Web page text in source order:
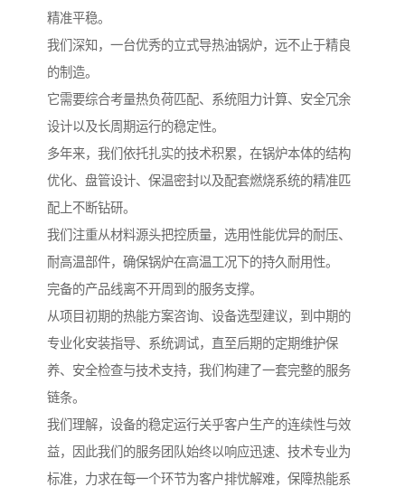
精准平稳。
我们深知，一台优秀的立式导热油锅炉，远不止于精良
的制造。
它需要综合考量热负荷匹配、系统阻力计算、安全冗余
设计以及长周期运行的稳定性。
多年来，我们依托扎实的技术积累，在锅炉本体的结构
优化、盘管设计、保温密封以及配套燃烧系统的精准匹
配上不断钻研。
我们注重从材料源头把控质量，选用性能优异的耐压、
耐高温部件，确保锅炉在高温工况下的持久耐用性。
完备的产品线离不开周到的服务支撑。
从项目初期的热能方案咨询、设备选型建议，到中期的
专业化安装指导、系统调试，直至后期的定期维护保
养、安全检查与技术支持，我们构建了一套完整的服务
链条。
我们理解，设备的稳定运行关乎客户生产的连续性与效
益，因此我们的服务团队始终以响应迅速、技术专业为
标准，力求在每一个环节为客户排忧解难，保障热能系